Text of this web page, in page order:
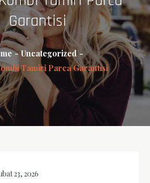
Garantisi
Uncategorized
Tamiri Parca Garantisi
23, 2026